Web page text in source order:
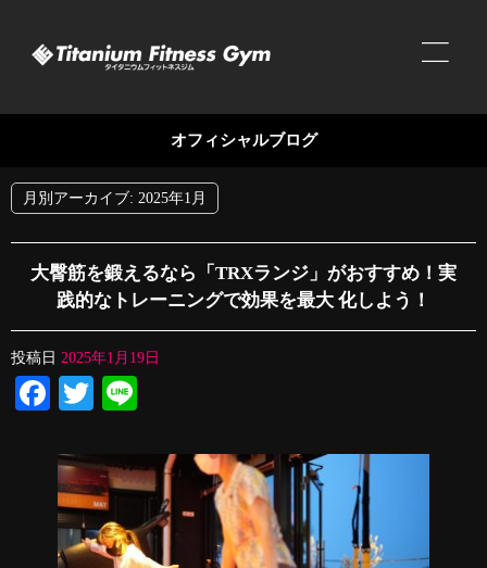
オフィシャルブログ
月別アーカイブ: 2025年1月
大臀筋を鍛えるなら「TRXランジ」がおすすめ！実
践的なトレーニングで効果を最大 化しよう！
投稿日 2025年1月19日
Facebook
Twitter